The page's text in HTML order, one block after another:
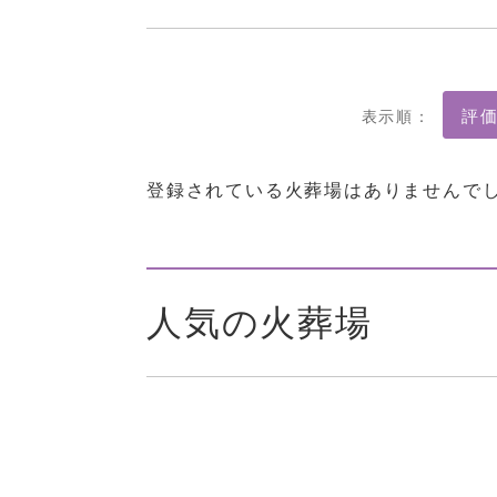
表示順：
登録されている火葬場はありませんで
人気の火葬場